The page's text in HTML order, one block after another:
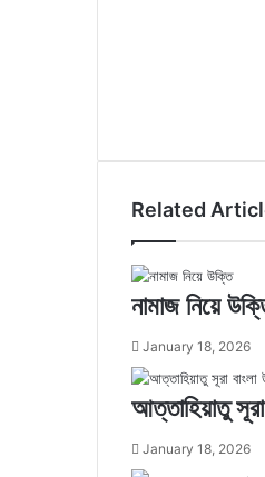
Related
নামাজ নিয়ে
January 18, 2026
আত্তাহিয়াতু
January 18, 2026